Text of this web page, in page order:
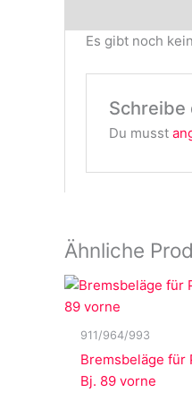
Es gibt noch
Schreibe
Du musst
Ähnliche
911/964/993
Bremsbeläge für
Bj. 89 vorne